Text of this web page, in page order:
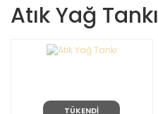
Atık Yağ Tankı
TÜKENDİ